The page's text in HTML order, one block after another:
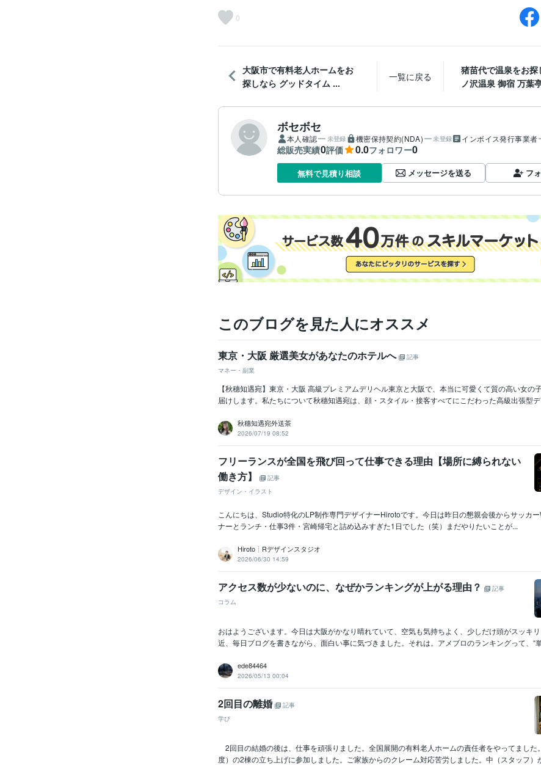
0
大阪市で有料老人ホームをお
探しなら グッドタイム ...
一覧に戻る
猪苗代で温泉をお探
ノ沢温泉 御宿 万葉
ボセボセ
本人確認 未登録 機密保持契約(NDA) 未登録 インボイス発行事業者
総販売実績0評価 0.0フォロワー0
無料で見積り相談 メッセージを送る フ
このブログを見た人にオススメ
東京・大阪 厳選美女があなたのホテルへ
記事
マネー・副業
【秋穗知遇宛】東京・大阪 高級プレミアムデリヘル東京と大阪で、本当に可愛くて質の高い女の
届けします。私たちについて秋穗知遇宛は、顔・スタイル・接客すべてにこだわった高級出張型
秋穗知遇宛外送茶
2026/07/19 08:52
フリーランスが全国を飛び回って仕事できる理由【場所に縛られない
働き方】
記事
デザイン・イラスト
こんにちは、Studio特化のLP制作専門デザイナーHirotoです。今日は昨日の懇親会後からサッカ
ナーとランチ・仕事3件・宮崎帰宅と詰め込みすぎた1日でした（笑）まだやりたいことが...
Hiroto┊Rデザインスタジオ
2026/06/30 14:59
アクセス数が少ないのに、なぜかランキングが上がる理由？
記事
コラム
おはようございます。今日は大阪がかなり晴れていて、空気も気持ちよく、少しだけ頭がスッキ
近、毎日ブログを書きながら、面白い事に気づきました。それは。アメブロのランキングって、“
ede84464
2026/05/13 00:04
2回目の離婚
記事
学び
2回目の結婚の後は、仕事を頑張りました。全国展開の有料老人ホームの責任者をやってました
度）の2棟の立ち上げに参加しました。ご家族からのクレーム対応苦労しました。中（スタッフ）